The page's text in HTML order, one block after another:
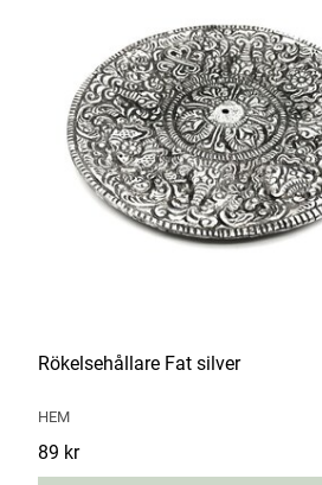
Rökelsehållare Fat silver
HEM
Pris:89 kr
89 kr